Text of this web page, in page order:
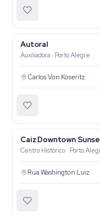
Autoral
Auxiliadora · Porto Alegre
Carlos Von Koseritz
Caiz Downtown
Centro Histórico · Porto
Rua Washington Luiz